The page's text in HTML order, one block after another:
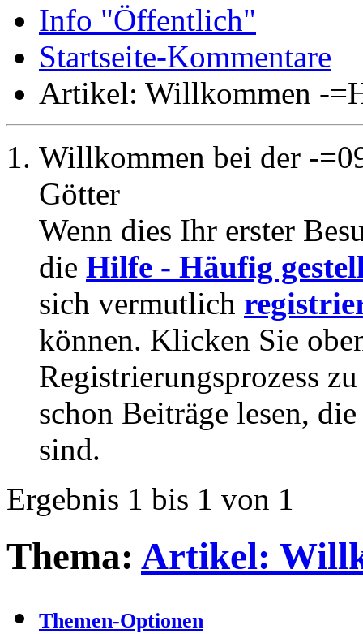
Info "Öffentlich"
Startseite-Kommentare
Artikel: Willkommen -
Willkommen bei der -
Götter
Wenn dies Ihr erster
die Hilfe - Häufig
sich vermutlich
können. Klicken Sie
Registrierungsprozess
schon Beiträge lesen,
sind.
Ergebnis 1 bis 1 von 1
Thema: Artikel:
Themen-Optionen